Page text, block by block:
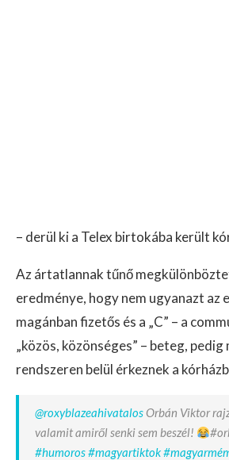
– derül ki a Telex birtokába került
Az ártatlannak tűnő
eredménye, hogy nem ugyanazt az
magánban fizetős és a „C” – a
„közös, közönséges” – beteg,
rendszeren belül érkeznek a
@roxyblazeahivatalosOrbán Viktor
valamit amiről senki sem beszél!
#humoros#magyartiktok